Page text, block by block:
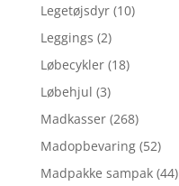
Legetøjsdyr (10)
Leggings (2)
Løbecykler (18)
Løbehjul (3)
Madkasser (268)
Madopbevaring (52)
Madpakke sampak (44)